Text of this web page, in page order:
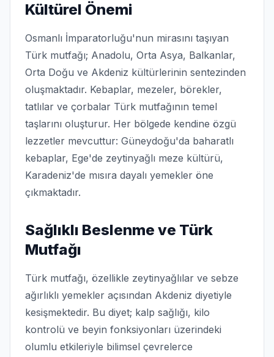
Kültürel Önemi
Osmanlı İmparatorluğu'nun mirasını taşıyan
Türk mutfağı; Anadolu, Orta Asya, Balkanlar,
Orta Doğu ve Akdeniz kültürlerinin sentezinden
oluşmaktadır. Kebaplar, mezeler, börekler,
tatlılar ve çorbalar Türk mutfağının temel
taşlarını oluşturur. Her bölgede kendine özgü
lezzetler mevcuttur: Güneydoğu'da baharatlı
kebaplar, Ege'de zeytinyağlı meze kültürü,
Karadeniz'de mısıra dayalı yemekler öne
çıkmaktadır.
Sağlıklı Beslenme ve Türk
Mutfağı
Türk mutfağı, özellikle zeytinyağlılar ve sebze
ağırlıklı yemekler açısından Akdeniz diyetiyle
kesişmektedir. Bu diyet; kalp sağlığı, kilo
kontrolü ve beyin fonksiyonları üzerindeki
olumlu etkileriyle bilimsel çevrelerce